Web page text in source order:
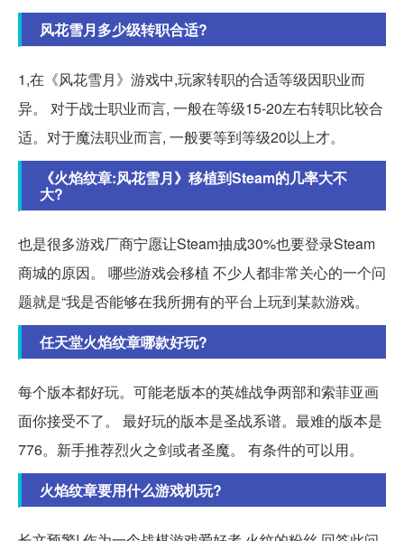
风花雪月多少级转职合适?
1,在《风花雪月》游戏中,玩家转职的合适等级因职业而
异。 对于战士职业而言, 一般在等级15-20左右转职比较合
适。对于魔法职业而言, 一般要等到等级20以上才。
《火焰纹章:风花雪月》移植到Steam的几率大不
大?
也是很多游戏厂商宁愿让Steam抽成30%也要登录Steam
商城的原因。 哪些游戏会移植 不少人都非常关心的一个问
题就是“我是否能够在我所拥有的平台上玩到某款游戏。
任天堂火焰纹章哪款好玩?
每个版本都好玩。可能老版本的英雄战争两部和索菲亚画
面你接受不了。 最好玩的版本是圣战系谱。最难的版本是
776。新手推荐烈火之剑或者圣魔。 有条件的可以用。
火焰纹章要用什么游戏机玩?